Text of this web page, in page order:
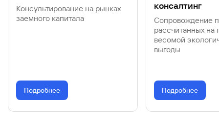
Консультирование на рынках
заемного капитала
Подробнее
консалтинг
Сопровождение
рассчитанных на
весомой
выгоды
Подробнее